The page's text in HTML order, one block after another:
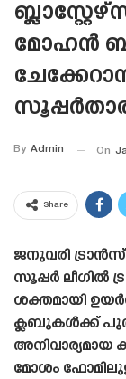
മോഹൻ
By Admin On
Share
ജനുവരി
സൂപ്പർ ലീഗിൽ
ശക്തമായി
ക്ലബുകൾക്ക്
അനിവാര്യമായ
മോശം